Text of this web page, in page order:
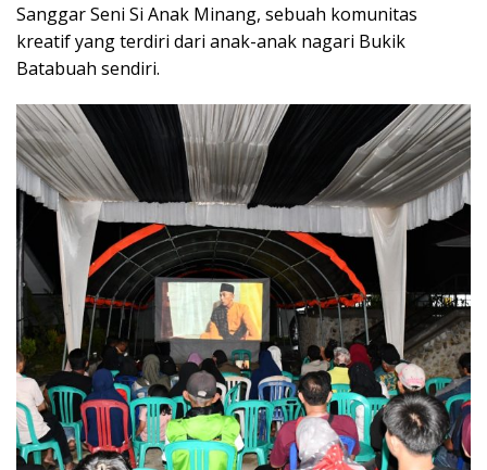
Sanggar Seni Si Anak Minang, sebuah komunitas
kreatif yang terdiri dari anak-anak nagari Bukik
Batabuah sendiri.